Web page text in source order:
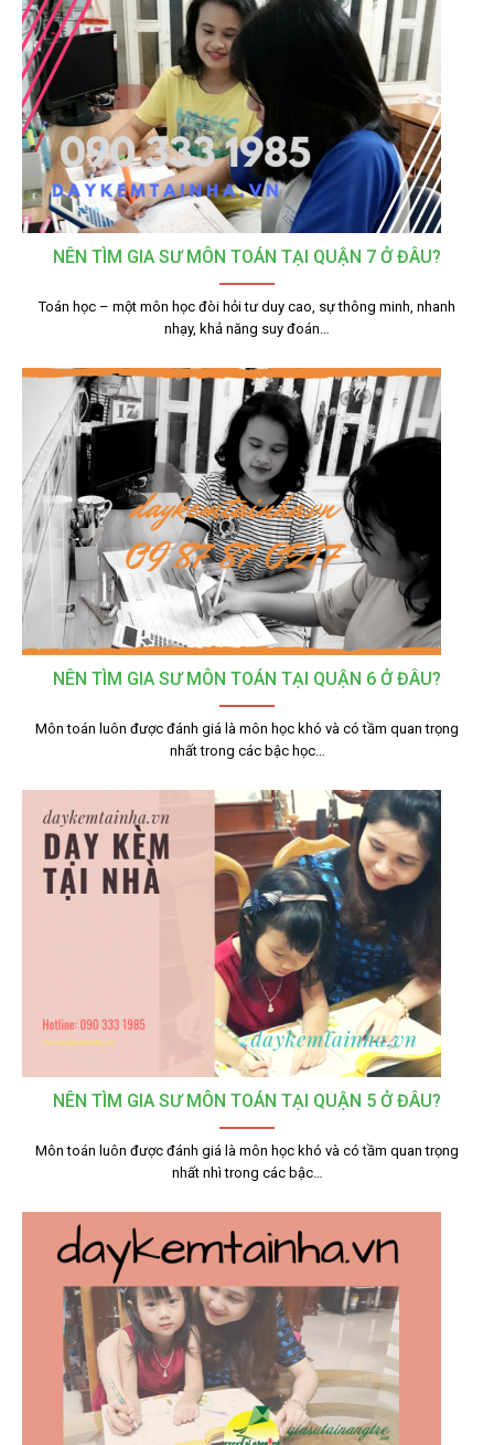
NÊN TÌM GIA SƯ MÔN TOÁN TẠI QUẬN 7 Ở ĐÂU?
Toán học – một môn học đòi hỏi tư duy cao, sự thông minh, nhanh
nhạy, khả năng suy đoán…
NÊN TÌM GIA SƯ MÔN TOÁN TẠI QUẬN 6 Ở ĐÂU?
Môn toán luôn được đánh giá là môn học khó và có tầm quan trọng
nhất trong các bậc học…
NÊN TÌM GIA SƯ MÔN TOÁN TẠI QUẬN 5 Ở ĐÂU?
Môn toán luôn được đánh giá là môn học khó và có tầm quan trọng
nhất nhì trong các bậc…